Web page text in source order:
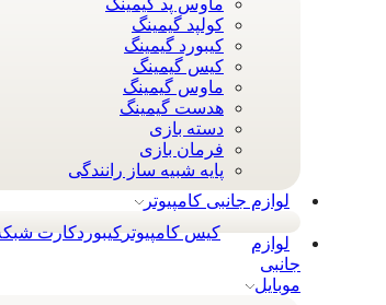
کولپد گیمینگ
کیبورد گیمینگ
کیس گیمینگ
ماوس گیمینگ
هدست گیمینگ
دسته بازی
فرمان بازی
پایه شبیه ساز رانندگی
لوازم جانبی کامپیوتر
کارتکيبوردکیس کامپیوتر
لوازم
جانبی
موبایل